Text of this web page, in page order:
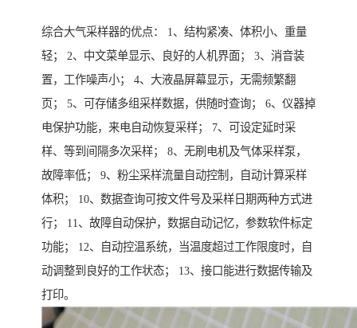
综合大气采样器的优点： 1、结构紧凑、体积小、重量
轻； 2、中文菜单显示、良好的人机界面； 3、消音装
置，工作噪声小； 4、大液晶屏幕显示，无需频繁翻
页； 5、可存储多组采样数据，供随时查询； 6、仪器掉
电保护功能，来电自动恢复采样； 7、可设定延时采
样、等到间隔多次采样； 8、无刷电机及气体采样泵，
故障率低； 9、粉尘采样流量自动控制，自动计算采样
体积； 10、数据查询可按文件号及采样日期两种方式进
行； 11、故障自动保护，数据自动记忆，参数软件标定
功能； 12、自动控温系统，当温度超过工作限度时，自
动调整到良好的工作状态； 13、接口能进行数据传输及
打印。